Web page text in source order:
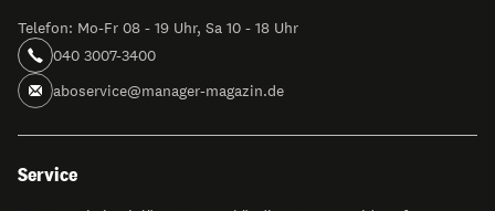
Telefon: Mo-Fr 08 - 19 Uhr, Sa 10 - 18 Uhr
040 3007-3400
aboservice@manager-magazin.de
Service